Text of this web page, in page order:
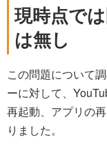
現時点で
は無し
この問題について
ーに対して、
再起動、アプリの
りました。